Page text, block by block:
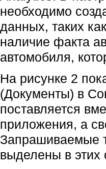
необходимо
данных, таких
наличие факта
автомобиля,
На рисунке 2
(Документы) в
поставляется
приложения, а
Запрашиваемые
выделены в этих